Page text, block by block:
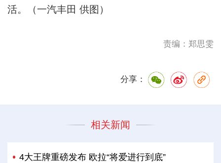
活。（一汽丰田 供图）
责编：郑思雯
分享：
相关新闻
4大王牌重磅发布 欧拉“将爱进行到底”